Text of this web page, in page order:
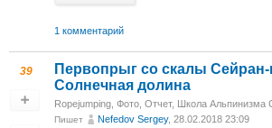
1 комментарий
39
Первопрыг со скалы
Солнечная долина
Ropejumping Фото Отчет, Школа Альпинизма
Пишет Nefedov Sergey, 28.02.2018 23:09